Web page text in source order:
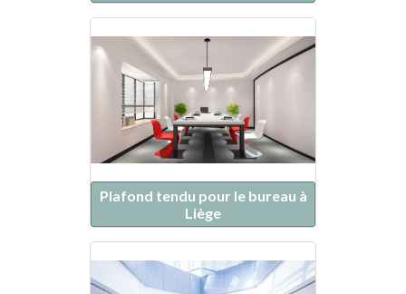
Plafond tendu pour le bureau à
Liège